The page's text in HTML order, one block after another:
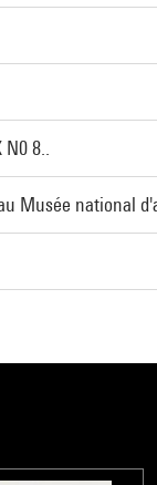
8..
Musée national